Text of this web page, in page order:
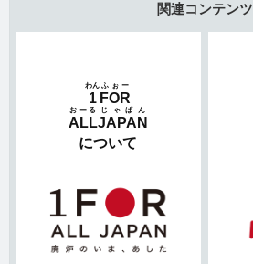
関連コンテンツ
1
わん
FOR
ふぉー
ALL
おーる
JAPAN
じゃぱん
について